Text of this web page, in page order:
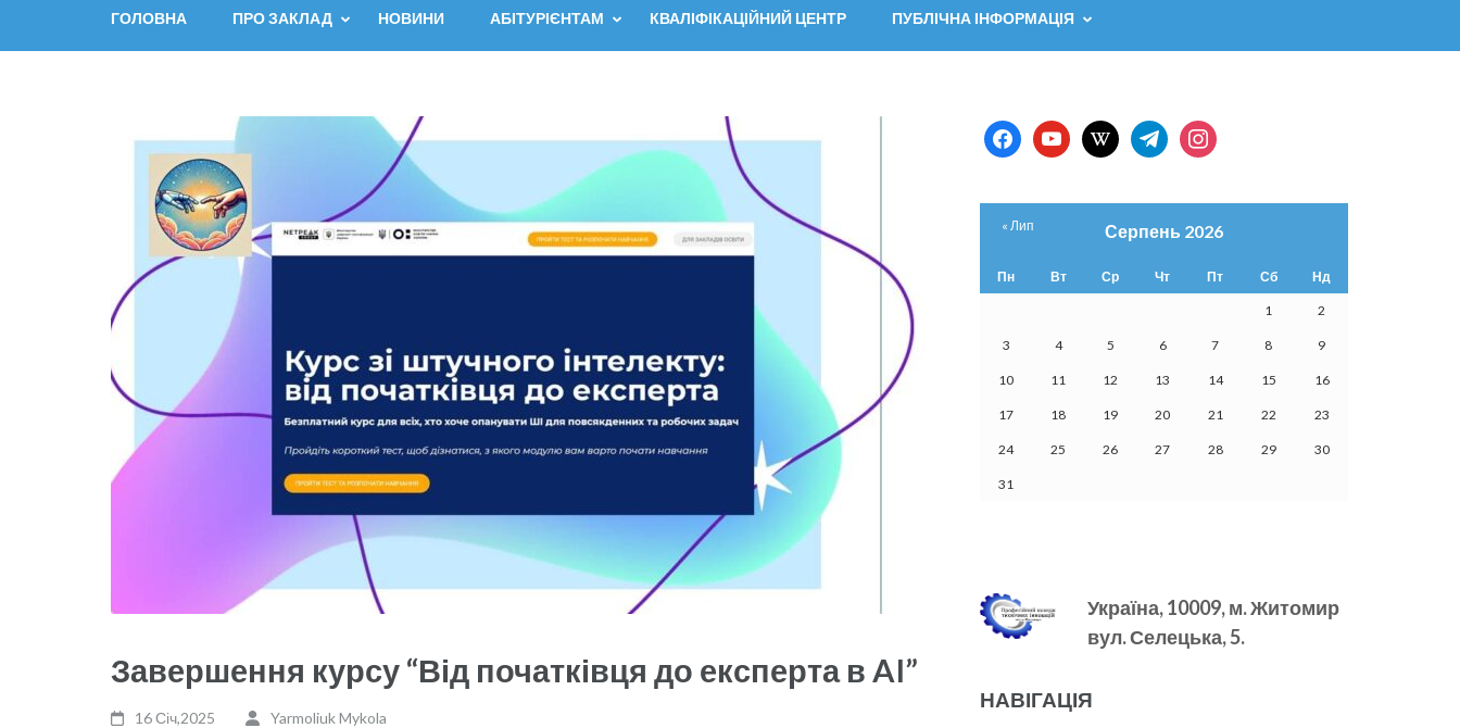
ГОЛОВНА ПРО ЗАКЛАД НОВИНИ АБІТУРІЄНТАМ КВАЛІФІКАЦІЙНИЙ ЦЕНТР ПУБЛІЧНА ІНФОРМАЦІЯ
Завершення курсу “Від початківця до експерта в AI”
16 Січ,2025 Yarmoliuk Mykola
facebookyoutubewikipediatelegraminstagram
Серпень 2026
Пн Вт Ср Чт Пт Сб Нд
1 2
3 4 5 6 7 8 9
10 11 12 13 14 15 16
17 18 19 20 21 22 23
24 25 26 27 28 29 30
31
« Лип
Україна, 10009, м.Житомир
вул. Селецька, 5.
НАВІГАЦІЯ